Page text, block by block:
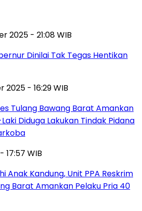
2025 - 21:08 WIB
Dinilai Tak Tegas Hentikan
2025 - 16:29 WIB
Tulang Bawang Barat Amankan
Diduga Lakukan Tindak Pidana
17:57 WIB
Anak Kandung, Unit PPA Reskrim
Barat Amankan Pelaku Pria 40